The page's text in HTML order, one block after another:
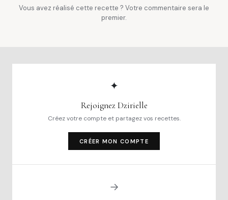
Vous avez réalisé cette recette ? Votre commentaire sera le
premier.
✦
Rejoignez Dzirielle
Créez votre compte et partagez vos recettes.
CRÉER MON COMPTE
→